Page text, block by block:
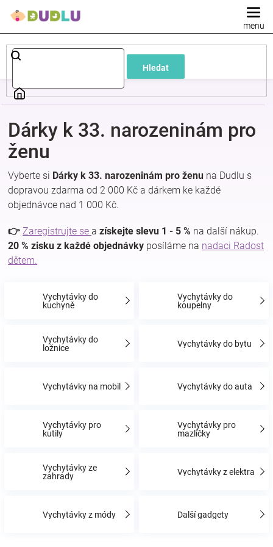
Hledat
Dětské
a
oblečení
Pokojíček
a
kojenecká
Těhotenské
Dárky k 33. narozeninám pro
ženu
Vyberte si Dárky k 33. narozeninám pro ženu na Dudlu s
dopravou zdarma od 2 000 Kč a dárkem ke každé
objednávce nad 1 000 Kč.
👉 Zaregistrujte se a získejte slevu 1 - 5 % na další nákup.
20 % zisku z každé objednávky posíláme na nadaci Radost
dětem.
Vychytávky do
kuchyně
Vychytávky do
koupelny
Vychytávky do
ložnice
Vychytávky do bytu
Vychytávky na mobil Vychytávky do auta
Vychytávky pro
kutily
Vychytávky pro
mazlíčky
Vychytávky ze
zahrady
Vychytávky z elektra
Vychytávky z módy Další gadgety